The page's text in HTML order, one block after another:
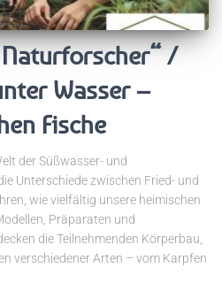
/
Wasser –
Fische
der Süßwasser- und
Unterschiede zwischen Fried- und
wie vielfältig unsere heimischen
Präparaten und
die Teilnehmenden Körperbau,
verschiedener Arten – vom Karpfen